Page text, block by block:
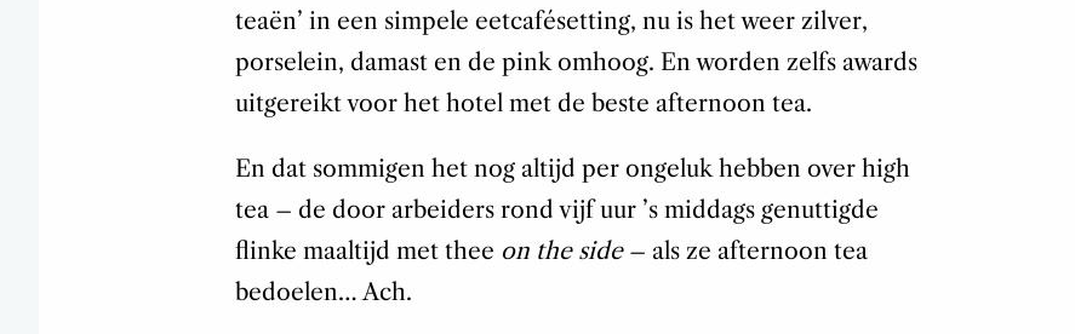
teaën’ in een simpele eetcafésetting, nu is het weer zilver,
porselein, damast en de pink omhoog. En worden zelfs awards
uitgereikt voor het hotel met de beste afternoon tea.
En dat sommigen het nog altijd per ongeluk hebben over high
tea – de door arbeiders rond vijf uur ’s middags genuttigde
flinke maaltijd met thee on the side– als ze afternoon tea
bedoelen… Ach.